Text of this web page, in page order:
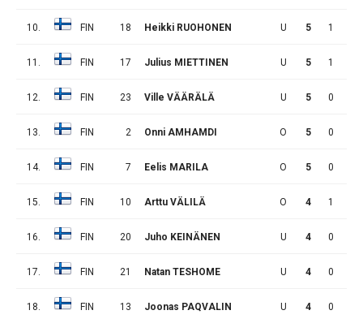
10. FIN 18 Heikki RUOHONEN U 5 1
11. FIN 17 Julius MIETTINEN U 5 1
12. FIN 23 Ville VÄÄRÄLÄ U 5 0
13. FIN 2 Onni AMHAMDI O 5 0
14. FIN 7 Eelis MARILA O 5 0
15. FIN 10 Arttu VÄLILÄ O 4 1
16. FIN 20 Juho KEINÄNEN U 4 0
17. FIN 21 Natan TESHOME U 4 0
18. FIN 13 Joonas PAQVALIN U 4 0